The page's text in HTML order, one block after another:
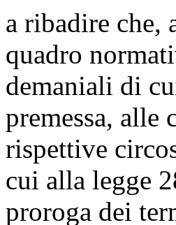
a ribadire che,
quadro
demaniali di
premessa, alle
rispettive
cui alla legge
proroga dei